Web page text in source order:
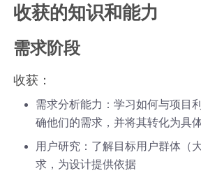
收获的知识和能力
需求阶段
收获：
需求分析能力：学习如何与项目
确他们的需求，并将其转化为具
用户研究：了解目标用户群体（
求，为设计提供依据